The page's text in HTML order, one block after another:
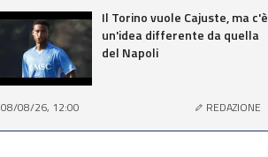
Il Torino vuole Cajuste, ma c'è
un'idea differente da quella
del Napoli
08/08/26, 12:00 REDAZIONE